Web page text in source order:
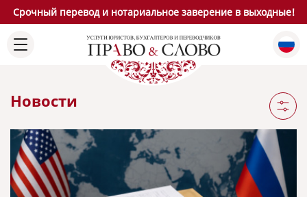
Срочный перевод и нотариальное заверение в выходные!
Новости